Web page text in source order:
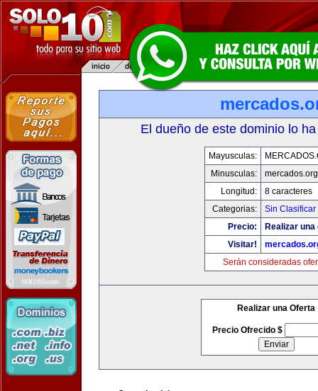
El dueño de este dominio lo
Mayusculas:
Minusculas:
mercados.org
Longitud:
8 caracteres
Categorias:
Sin Clasificar
Precio:
Realizar
Visitar!
Serán consideradas
Realizar una Oferta
Precio Ofrecido $